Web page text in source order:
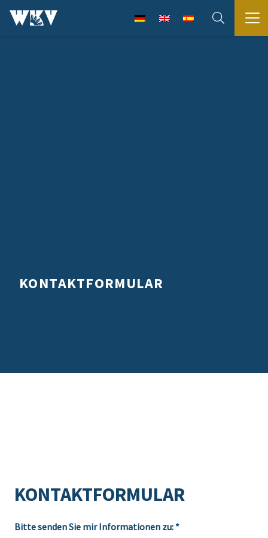
KONTAKTFORMULAR
KONTAKTFORMULAR
Bitte senden Sie mir Informationen zu: *